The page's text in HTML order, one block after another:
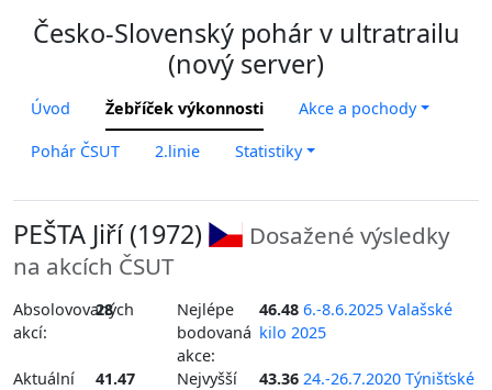
Česko-Slovenský pohár v ultratrailu
(nový server)
Úvod Žebříček výkonnosti Akce a pochody
Pohár ČSUT 2.linie Statistiky
PEŠTA Jiří (1972)
Dosažené výsledky
na akcích ČSUT
Absolovovaných
akcí:
28
Nejlépe
bodovaná
akce:
46.48 6.-8.6.2025 Valašské
kilo 2025
Aktuální
41.47
Nejvyšší
43.36 24.-26.7.2020 Týnišťské